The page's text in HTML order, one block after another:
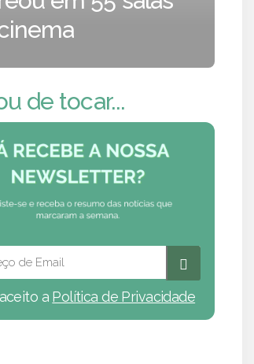
de tocar...
a Política de Privacidade